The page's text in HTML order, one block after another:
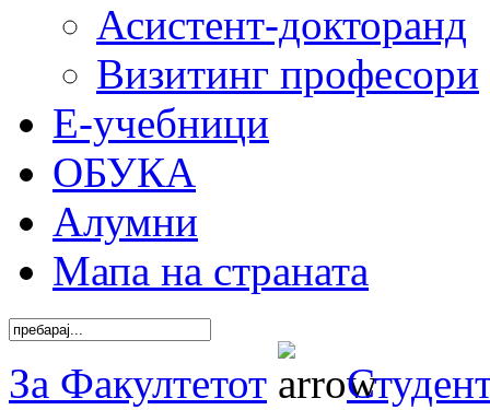
Асистент-докторанд
Визитинг професори
Е-учебници
ОБУКА
Алумни
Мапа на страната
За Факултетот